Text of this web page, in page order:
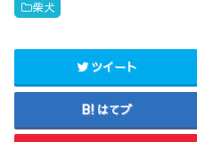
柴犬
ツイート
はてブ